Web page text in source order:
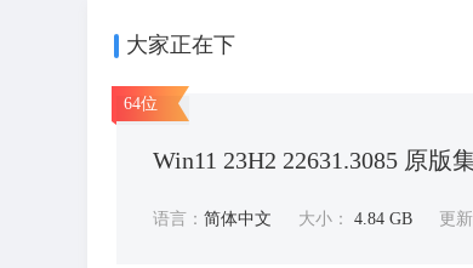
大家正在下
64位
Win11 23H2 22631.3085 原版
语言： 简体中文 大小： 4.84 GB 更